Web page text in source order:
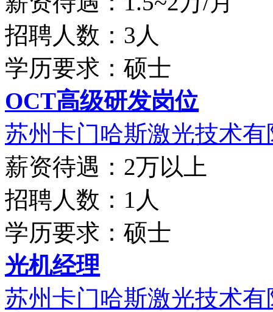
招聘人数：3人
学历要求：硕士
OCT高级研发岗位
苏州卡门哈斯激光技术有
薪资待遇：2万以上
招聘人数：1人
学历要求：硕士
光机经理
苏州卡门哈斯激光技术有